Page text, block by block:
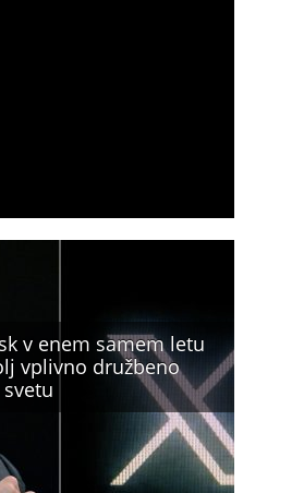
v enem samem letu
vplivno družbeno